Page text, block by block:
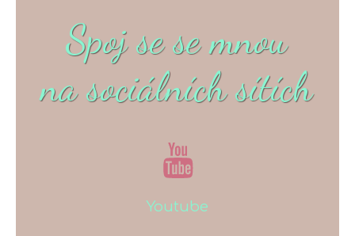
Spoj se se mnou
na sociálních sítích
Youtube